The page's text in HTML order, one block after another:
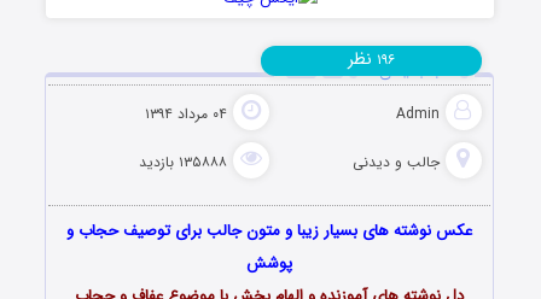
حجاب یعنی…
Admin ۰۴ مرداد ۱۳۹۴
جالب و دیدنی ۱۳۵۸۸۸ بازدید
۱۹۶ نظر
عکس نوشته های بسیار زیبا و متون جالب برای توصیف حجاب و
پوشش